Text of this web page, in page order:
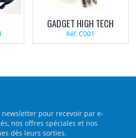
GADGET HIGH TECH
Réf: C001
newsletter pour recevoir par e-
nos offres spéciales et nos
dès leurs sorties.